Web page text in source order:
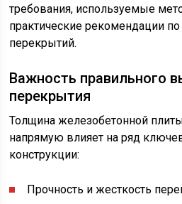
требования, используемые
практические рекомендации по
перекрытий.
Важность правильного
перекрытия
Толщина железобетонной
напрямую влияет на ряд
конструкции:
Прочность и жесткость